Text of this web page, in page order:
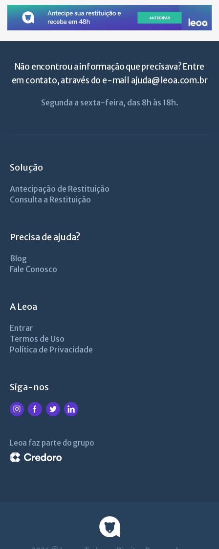
Não encontrou a informação que precisava? Entre
em contato, através do e-mail ajuda@leoa.com.br
Segunda a sexta-feira, das 8h às 18h.
Solução
Antecipação de Restituição
Consulta a Restituição
Precisa de ajuda?
Blog
Fale Conosco
A Leoa
Entrar
Termos de Uso
Política de Privacidade
Siga-nos
Leoa faz parte do grupo